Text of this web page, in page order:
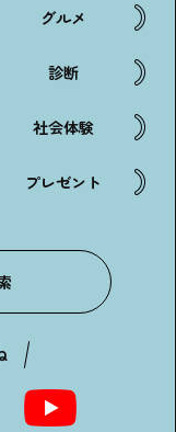
グルメ
診断
社会体験
プレゼント